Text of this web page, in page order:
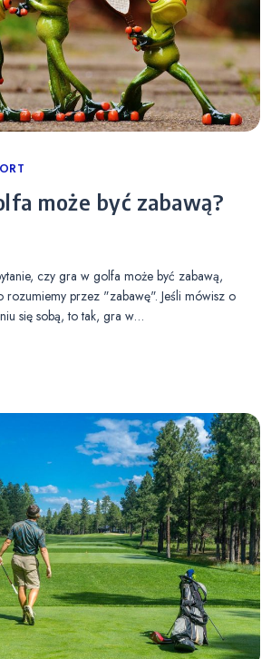
może być zabawą?
czy gra w golfa może być zabawą,
rozumiemy przez "zabawę". Jeśli mówisz o
się sobą, to tak, gra w…